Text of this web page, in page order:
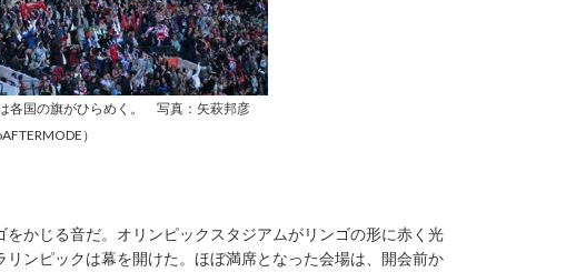
各国の旗がひらめく。 写真：矢萩邦彦
）
かじる音だ。オリンピックスタジアムがリンゴの形に赤く光
ンピックは幕を開けた。ほぼ満席となった会場は、開会前か